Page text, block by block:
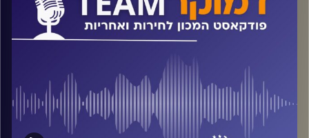
המכון לחירות ואחריות